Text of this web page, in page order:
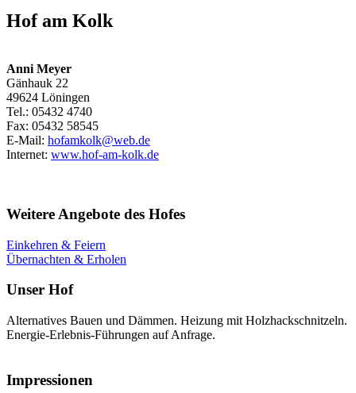
Hof am Kolk
Anni Meyer
Gänhauk 22
49624 Löningen
Tel.: 05432 4740
Fax: 05432 58545
E-Mail: hofamkolk@web.de
Internet: www.hof-am-kolk.de
Weitere Angebote des Hofes
Einkehren & Feiern
Übernachten & Erholen
Unser Hof
Alternatives Bauen und Dämmen. Heizung mit Holzhackschnitzeln.
Energie-Erlebnis-Führungen auf Anfrage.
Impressionen